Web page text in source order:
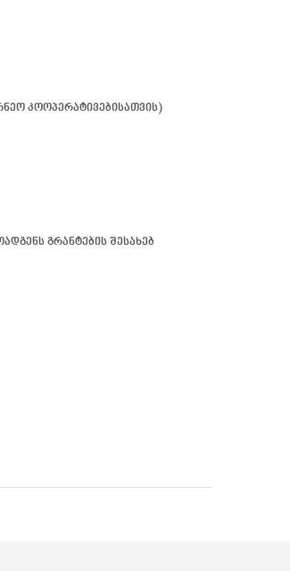
კოოპერატივებისათვის)
გრანტების შესახებ